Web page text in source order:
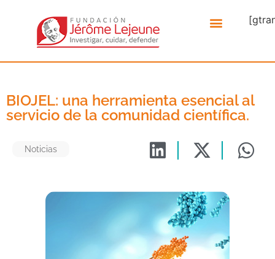
BIOJEL: una herramienta esencial al
servicio de la comunidad científica.
Noticias